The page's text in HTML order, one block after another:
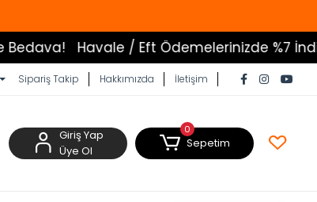
Havale / Eft Ödemelerinizde %7 İndirim
Sipariş Takip Hakkımızda İletişim
Giriş Yap
Üye Ol
0
Sepetim